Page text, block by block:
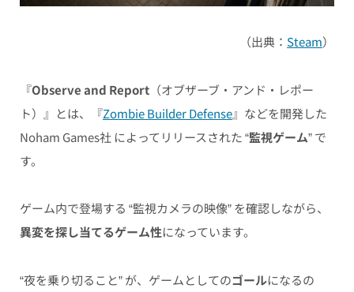
（出典： Steam）
『Observe and Report（オブザーブ・アンド・レポー
ト）』とは、『Zombie Builder Defense』などを開発した
Noham Games社 によってリリースされた “監視ゲーム” で
す。
ゲーム内で登場する “監視カメラの映像” を確認しながら、
異変を探し当てるゲーム性になっています。
“夜を乗り切ること” が、ゲームとしてのゴールになるの